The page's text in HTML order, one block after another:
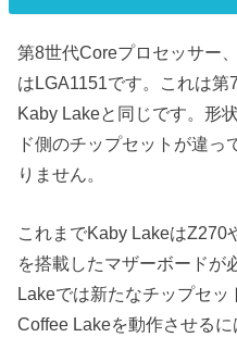
第8世代Coreプロセッサー
はLGA1151です。これは
Kaby Lakeと同じです。形
ド側のチップセットが違っ
りません。
これまでKaby LakeはZ270
を搭載したマザーボードが
Lakeでは新たなチップセッ
Coffee Lakeを動作させる